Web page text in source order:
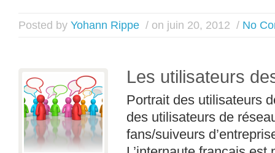
Posted by Yohann Rippe / on juin 20, 2012 / No
Les utilisateurs
Portrait des utilisateurs
des utilisateurs de
fans/suiveurs